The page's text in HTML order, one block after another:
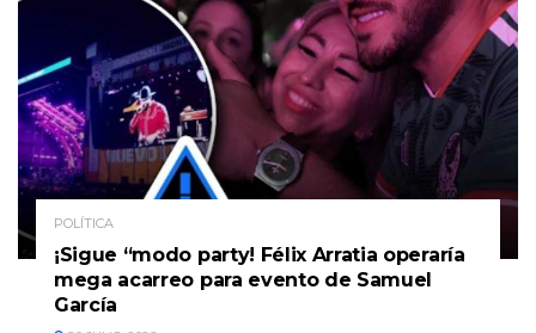
POLÍTICA
¡Sigue “modo party! Félix Arratia operaría
mega acarreo para evento de Samuel
García